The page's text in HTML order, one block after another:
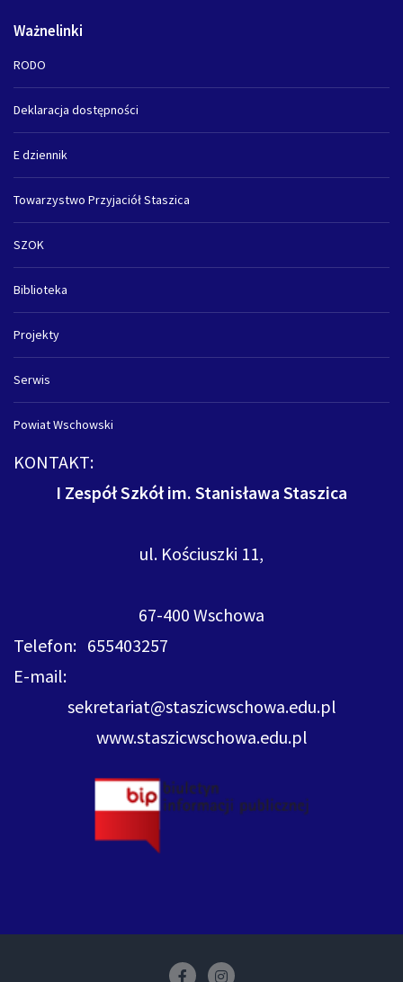
Ważnelinki
RODO
Deklaracja dostępności
E dziennik
Towarzystwo Przyjaciół Staszica
SZOK
Biblioteka
Projekty
Serwis
Powiat Wschowski
KONTAKT:
I Zespół Szkół im. Stanisława Staszica
ul. Kościuszki 11,
67-400 Wschowa
Telefon: 655403257
E-mail:
sekretariat@staszicwschowa.edu.pl
www.staszicwschowa.edu.pl